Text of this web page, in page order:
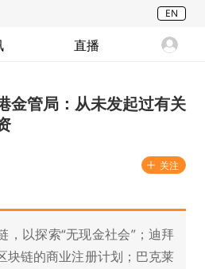
EN
直播
金管局：从未发起过有关
关注
，以探索“无现金社会”；迪拜
块链的商业注册计划；巴克莱